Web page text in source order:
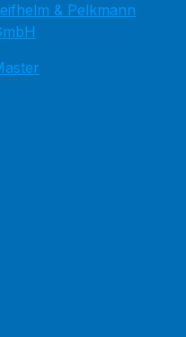
& Pelkmann